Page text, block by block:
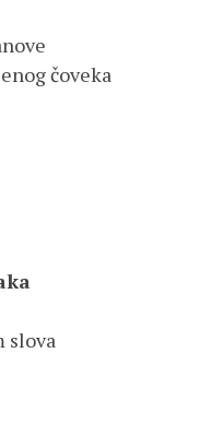
čoveka
slova